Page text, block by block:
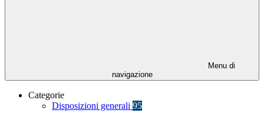
Menu di
navigazione
Categorie
Disposizioni generali 95